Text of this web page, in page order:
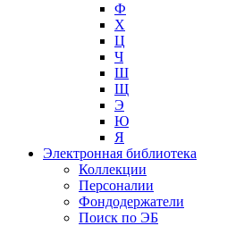
Ф
Х
Ц
Ч
Ш
Щ
Э
Ю
Я
Электронная библиотека
Коллекции
Персоналии
Фондодержатели
Поиск по ЭБ